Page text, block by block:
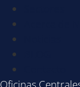
Oficinas